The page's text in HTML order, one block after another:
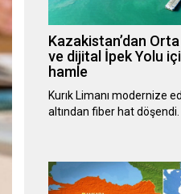
Kazakistan’dan
ve dijital İpek Yolu
hamle
Kurık Limanı modernize
altından fiber hat döşendi.